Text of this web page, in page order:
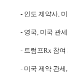
- 인도 제약사,
- 영국, 미국 관
- 트럼프Rx 참여
- 미국 제약 관세